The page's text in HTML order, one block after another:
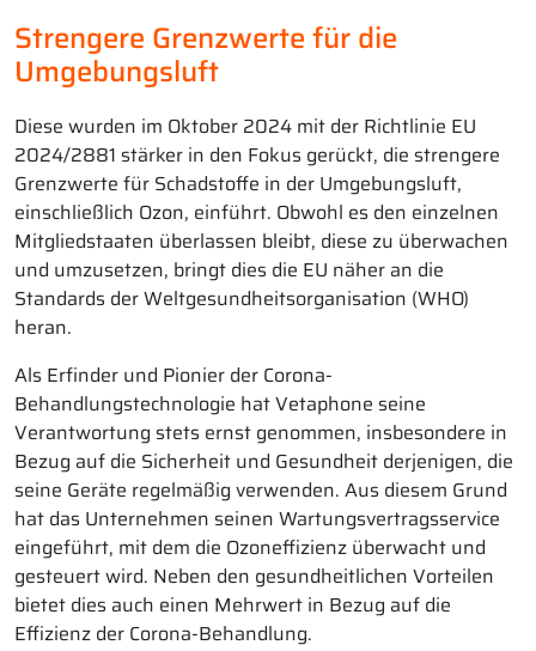
Strengere Grenzwerte für die
Umgebungsluft
Diese wurden im Oktober 2024 mit der Richtlinie EU
2024/2881 stärker in den Fokus gerückt, die strengere
Grenzwerte für Schadstoffe in der Umgebungsluft,
einschließlich Ozon, einführt. Obwohl es den einzelnen
Mitgliedstaaten überlassen bleibt, diese zu überwachen
und umzusetzen, bringt dies die EU näher an die
Standards der Weltgesundheitsorganisation (WHO)
heran.
Als Erfinder und Pionier der Corona-
Behandlungstechnologie hat Vetaphone seine
Verantwortung stets ernst genommen, insbesondere in
Bezug auf die Sicherheit und Gesundheit derjenigen, die
seine Geräte regelmäßig verwenden. Aus diesem Grund
hat das Unternehmen seinen Wartungsvertragsservice
eingeführt, mit dem die Ozoneffizienz überwacht und
gesteuert wird. Neben den gesundheitlichen Vorteilen
bietet dies auch einen Mehrwert in Bezug auf die
Effizienz der Corona-Behandlung.